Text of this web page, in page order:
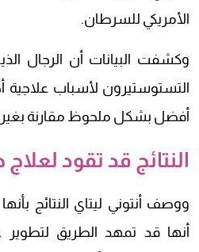
الأمريكي للسرطان.
وكشفت البيانات أن الرجال
التستوستيرون لأسباب علاجية
أفضل بشكل ملحوظ مقارنة
النتائج قد تقود لعلاج
ووصف أنتوني ليتاي النتائج
أنها قد تمهد الطريق لتطوير